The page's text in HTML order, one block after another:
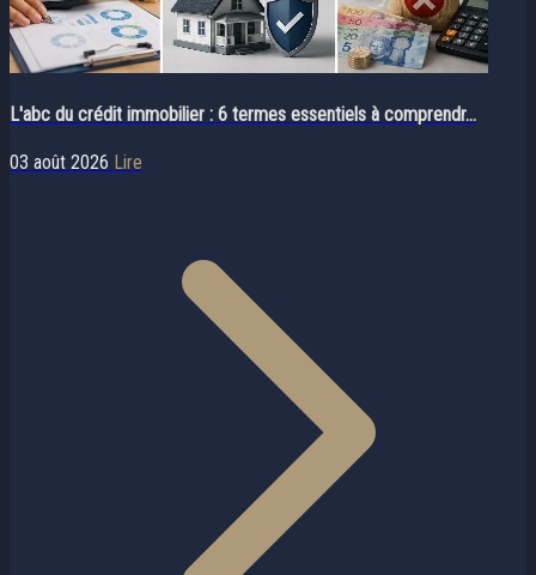
L'abc du crédit immobilier : 6 termes essentiels à comprendr...
03 août 2026 Lire